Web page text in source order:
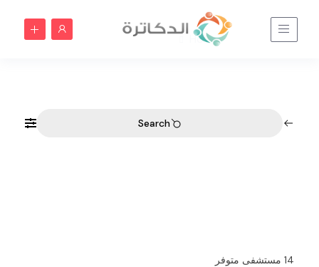
الجبيل | الدكاترة
Home الجبيل | الدكاترة
Search
14 مستشفى متوفر